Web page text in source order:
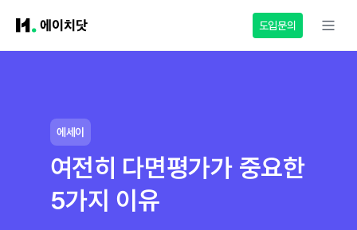
도입문의
에세이
여전히 다면평가가 중요한
5가지 이유